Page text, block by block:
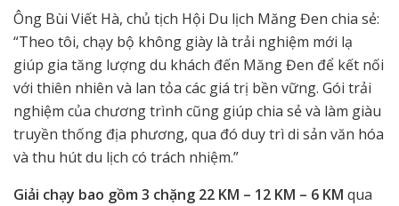
Ông Bùi Viết Hà, chủ tịch Hội Du lịch Măng Đen chia sẻ:
“Theo tôi, chạy bộ không giày là trải nghiệm mới lạ
giúp gia tăng lượng du khách đến Măng Đen để kết nối
với thiên nhiên và lan tỏa các giá trị bền vững. Gói trải
nghiệm của chương trình cũng giúp chia sẻ và làm giàu
truyền thống địa phương, qua đó duy trì di sản văn hóa
và thu hút du lịch có trách nhiệm.”
Giải chạy bao gồm 3 chặng 22 KM – 12 KM – 6 KM qua